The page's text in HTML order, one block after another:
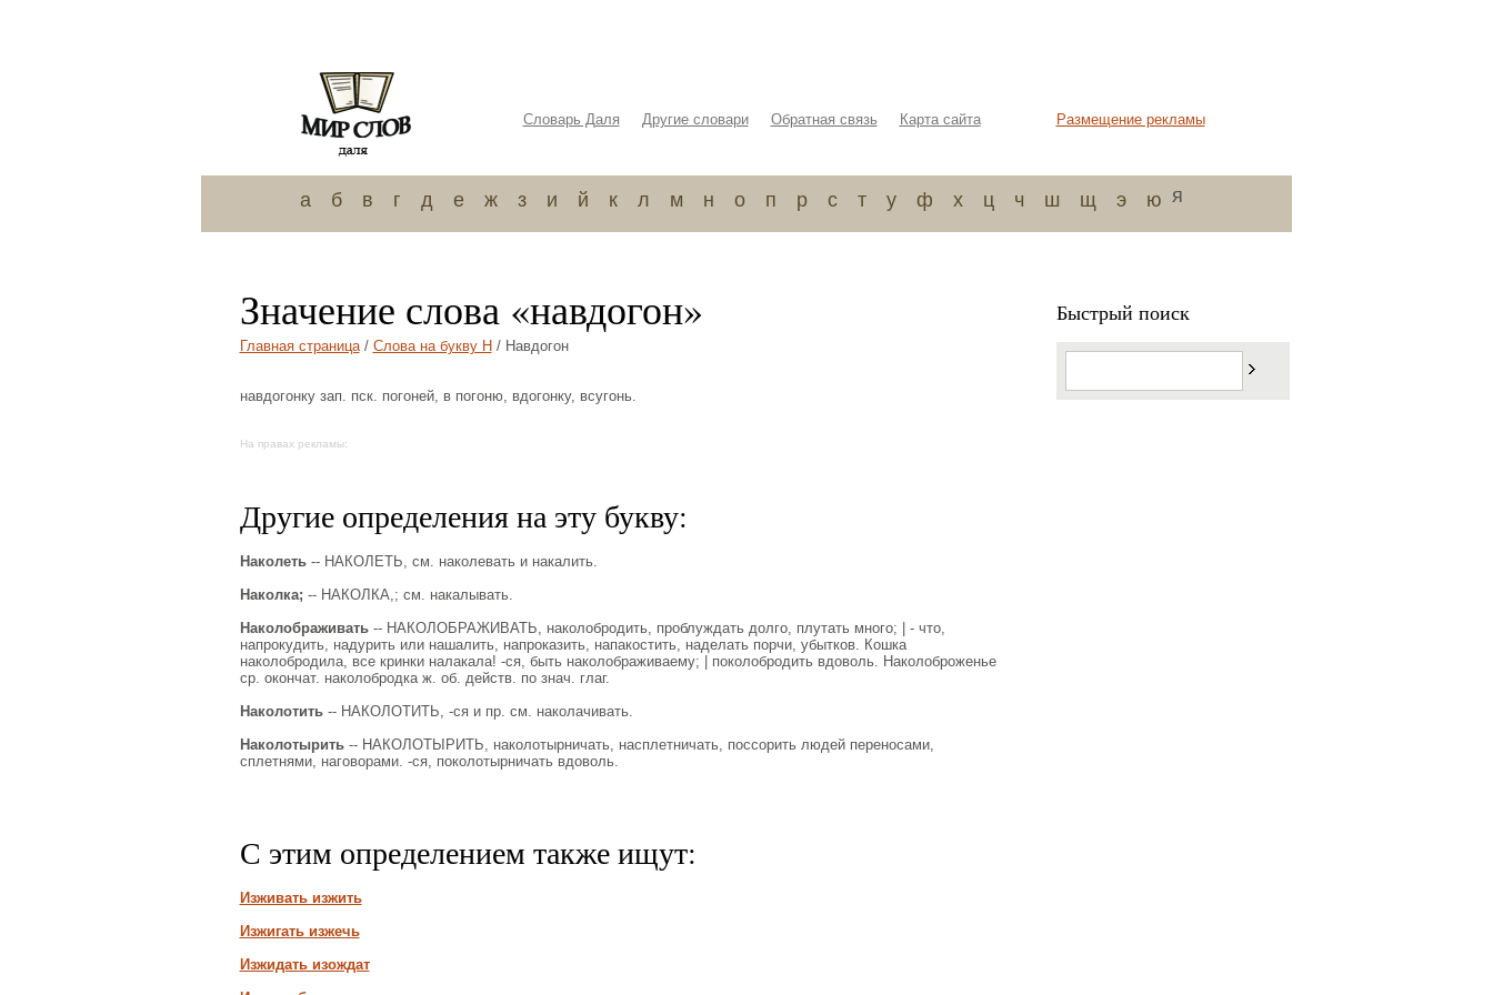
Словарь Даля Другие словари Обратная связь Карта сайта Размещение рекламы
а б в г д е ж з и й к л м н о п р с т у ф х ц ч ш щ э ю я
Значение слова «навдогон»
Главная страница/ Слова на букву Н / Навдогон
навдогонку зап. пск. погоней, в погоню, вдогонку, всугонь.
На правах рекламы:
Другие определения на эту букву:
Наколеть-- НАКОЛЕТЬ, см. наколевать и накалить.
Наколка; -- НАКОЛКА,; см. накалывать.
Наколображивать-- НАКОЛОБРАЖИВАТЬ, наколобродить, проблуждать долго, плутать много; | - что,
напрокудить, надурить или нашалить, напроказить, напакостить, наделать порчи, убытков. Кошка
наколобродила, все кринки налакала! -ся, быть наколображиваему; | поколобродить вдоволь. Наколоброженье
ср. окончат. наколобродка ж. об. действ. по знач. глаг.
Наколотить-- НАКОЛОТИТЬ, -ся и пр. см. наколачивать.
Наколотырить-- НАКОЛОТЫРИТЬ, наколотырничать, насплетничать, поссорить людей переносами,
сплетнями, наговорами. -ся, поколотырничать вдоволь.
С этим определением также ищут:
Изживать изжить
Изжигать изжечь
Изжидать изождат
Быстрый поиск